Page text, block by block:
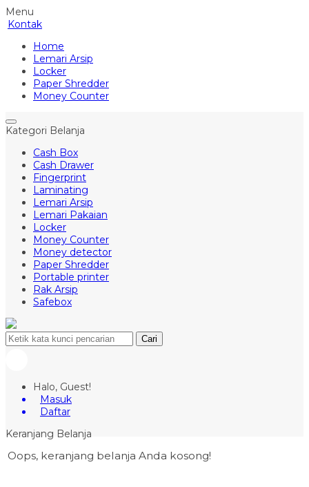
Menu
Kontak
Home
Lemari Arsip
Locker
Paper Shredder
Money Counter
Kategori Belanja
Cash Box
Cash Drawer
Fingerprint
Laminating
Lemari Arsip
Lemari Pakaian
Locker
Money Counter
Money detector
Paper Shredder
Portable printer
Rak Arsip
Safebox
Cari
Halo, Guest!
Masuk
Daftar
Keranjang Belanja
Oops, keranjang belanja Anda kosong!